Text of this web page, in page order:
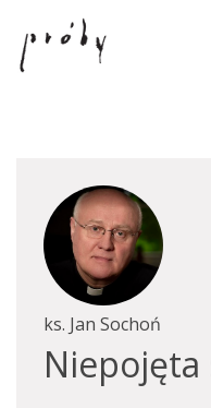
ks. Jan Sochoń
Niepojęta